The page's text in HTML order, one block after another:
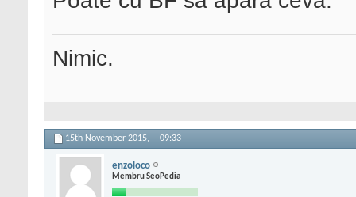
Nimic.
15th November 2015, 09:33
enzoloco
Membru SeoPedia